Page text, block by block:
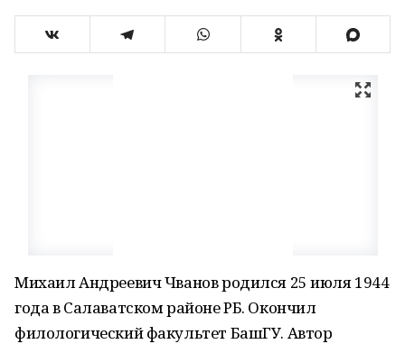
Михаил Андреевич Чванов родился 25 июля 1944
года в Салаватском районе РБ. Окончил
филологический факультет БашГУ. Автор